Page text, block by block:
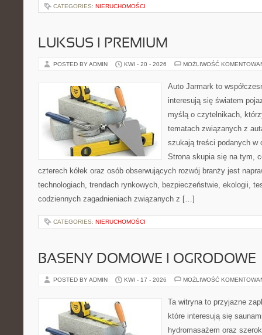
CATEGORIES: NIERUCHOMOŚCI
LUKSUS I PREMIUM
POSTED BY ADMIN KWI - 20 - 2026 MOŻLIWOŚĆ
Auto Jarmark to
interesują się światem
myślą o czytelnikach,
tematach związanych z
szukają treści podanych
Strona skupia się na tym,
czterech kółek oraz osób obserwujących rozwój branży jest
technologiach, trendach rynkowych, bezpieczeństwie, ekologii,
codziennych zagadnieniach związanych z […]
CATEGORIES: NIERUCHOMOŚCI
BASENY DOMOWE I OGRODOWE
POSTED BY ADMIN KWI - 17 - 2026 MOŻLIWOŚĆ
Ta witryna to przyjazne
które interesują się
hydromasażem oraz